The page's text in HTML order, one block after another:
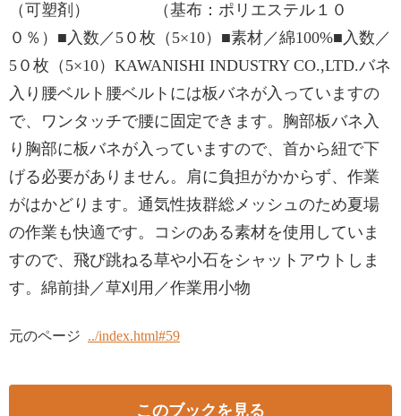
（可塑剤） （基布：ポリエステル１０
０％）■入数／5０枚（5×10）■素材／綿100%■入数／
5０枚（5×10）KAWANISHI INDUSTRY CO.,LTD.バネ
入り腰ベルト腰ベルトには板バネが入っていますの
で、ワンタッチで腰に固定できます。胸部板バネ入
り胸部に板バネが入っていますので、首から紐で下
げる必要がありません。肩に負担がかからず、作業
がはかどります。通気性抜群総メッシュのため夏場
の作業も快適です。コシのある素材を使用していま
すので、飛び跳ねる草や小石をシャットアウトしま
す。綿前掛／草刈用／作業用小物
元のページ ../index.html#59
このブックを見る